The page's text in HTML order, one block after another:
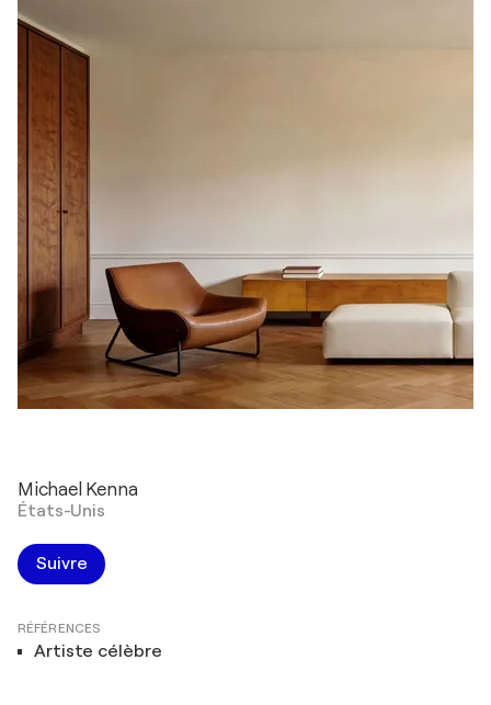
Michael Kenna
États-Unis
Suivre
RÉFÉRENCES
Artiste célèbre